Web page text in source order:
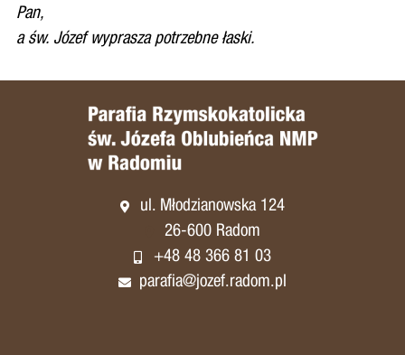
Pan,
a św. Józef wyprasza potrzebne łaski.
ul. Młodzianowska 124
26-600 Radom
+48 48 366 81 03
parafia@jozef.radom.pl